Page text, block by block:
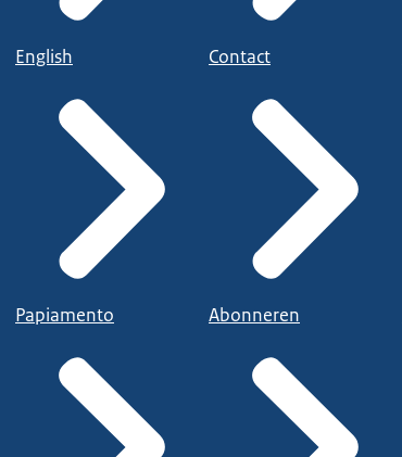
English
Papiamento
Contact
Abonneren